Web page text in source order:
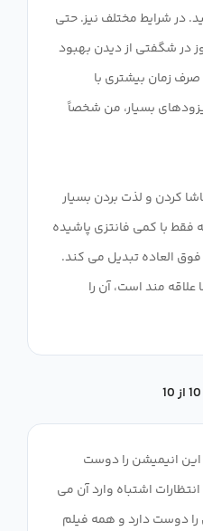
در شرایط مختلف نیز. حتی
در شگفتی از دیدن بهبود
زمان بیشتری با
بسیار، من شخصاً
کردن و لذت بردن بسیار
فقط با کمی فانتزی پاشیده
العاده تبدیل می کند.
مند است، آن را
انیمیشن را دوست
اشتباه وارد آن می
دوست دارد و همه فیلم